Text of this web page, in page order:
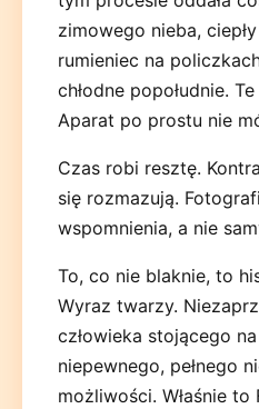
zimowego nieba,
rumieniec na
chłodne popołudnie.
Aparat po prostu nie
Czas robi resztę.
się rozmazują.
wspomnienia, a nie
To, co nie blaknie, to
Wyraz twarzy.
człowieka stojącego
niepewnego, pełnego
możliwości. Właśnie